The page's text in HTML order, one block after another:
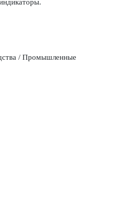
/ Промышленные